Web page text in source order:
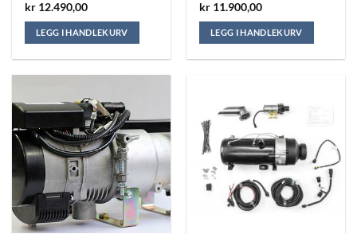
kr 12.490,00
LEGG I HANDLEKURV
kr 11.900,00
LEGG I HANDLEKURV